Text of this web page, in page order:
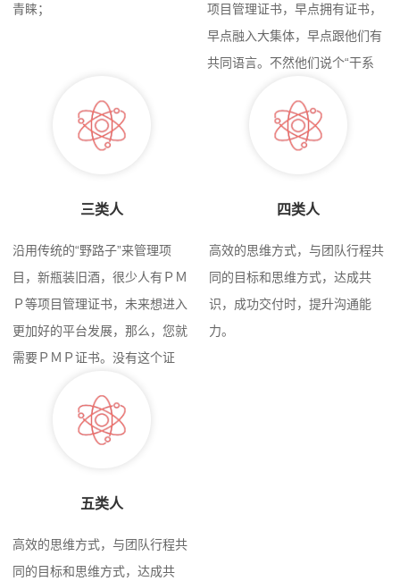
青睐；
项目管理证书，早点拥有证书，
早点融入大集体，早点跟他们有
共同语言。不然他们说个“干系
三类人
沿用传统的“野路子”来管理项
目，新瓶装旧酒，很少人有ＰＭ
Ｐ等项目管理证书，未来想进入
更加好的平台发展，那么，您就
需要ＰＭＰ证书。没有这个证
这个证书，是为了证明您是受过
系统学习项目管理知识的项目经
四类人
高效的思维方式，与团队行程共
同的目标和思维方式，达成共
识，成功交付时，提升沟通能
力。
五类人
高效的思维方式，与团队行程共
同的目标和思维方式，达成共